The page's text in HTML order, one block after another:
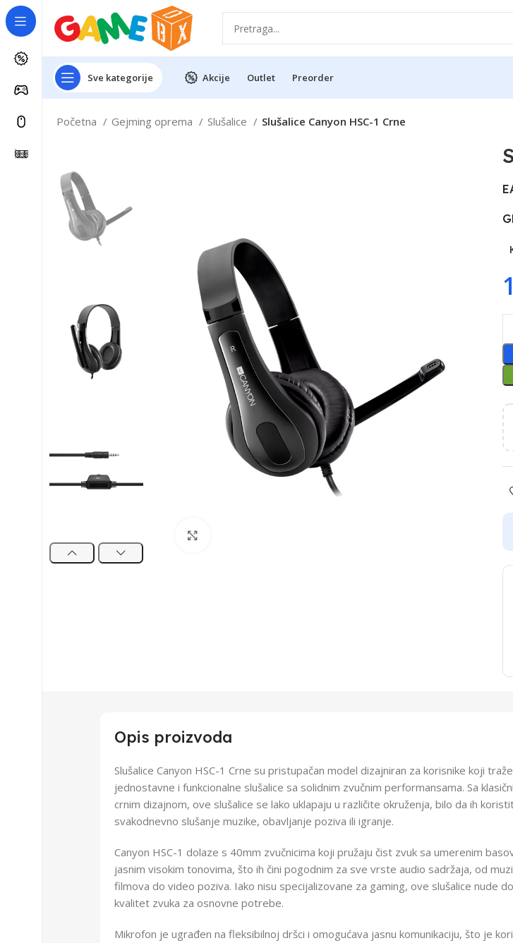
Sve kategorije Akcije Outlet Preorder
Početna Gejming oprema Slušalice Slušalice Canyon HSC-1 Crne
Opis proizvoda
Slušalice Canyon HSC-1 Crne su pristupačan model dizajniran za korisnike koji traže
jednostavne i funkcionalne slušalice sa solidnim zvučnim performansama. Sa
crnim dizajnom, ove slušalice se lako uklapaju u različite okruženja, bilo da ih
svakodnevno slušanje muzike, obavljanje poziva ili igranje.
Canyon HSC-1 dolaze s 40mm zvučnicima koji pružaju čist zvuk sa umerenim
jasnim visokim tonovima, što ih čini pogodnim za sve vrste audio sadržaja, od
filmova do video poziva. Iako nisu specijalizovane za gaming, ove slušalice nude
kvalitet zvuka za osnovne potrebe.
Mikrofon je ugrađen na fleksibilnoj dršci i omogućava jasnu komunikaciju, što je